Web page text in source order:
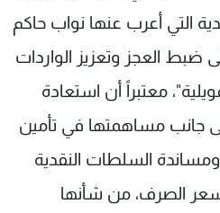
التي أعرب عنها نواب حاكم
ضبط العجز وتعزيز الواردات
معتبراً أن استعادة
الى جانب مساهمتها في تأمين
ومساندة السلطات النقدية
الصرف، من شأنها